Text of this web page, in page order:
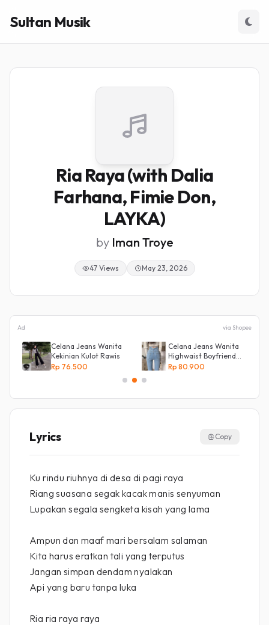
Sultan Musik
Ria Raya (with Dalia
Farhana, Fimie Don,
LAYKA)
by Iman Troye
47 Views May 23, 2026
Ad via Shopee
Celana Jeans Wanita
Kekinian Kulot Rawis
Rp 76.500
Celana Jeans Wanita
Highwaist Boyfriend
Silang Belakang
Rp 80.900
Lyrics Copy
Ku rindu riuhnya di desa di pagi raya
Riang suasana segak kacak manis senyuman
Lupakan segala sengketa kisah yang lama
Ampun dan maaf mari bersalam salaman
Kita harus eratkan tali yang terputus
Jangan simpan dendam nyalakan
Api yang baru tanpa luka
Ria ria raya raya